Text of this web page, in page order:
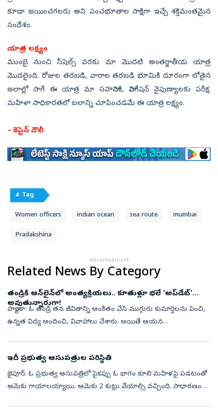
కూడా జయించగలరు అని పంచభూతాల సాక్షిగా ఇచ్చే శక్తిమంతమైన
సందేశం.
యాత్ర లక్ష్యం
ముంబై నుంచి సీషెల్స్‌ వరకు మా మొదటి అంతర్జాతీయ యాత్ర
మొదలైంది. రోజుల తరబడి, వారాల తరబడి భూమికి దూరంగా లోతైన
జలాల్లో సాగే ఈ యాత్ర మా సహనానికి, నావిగేషన్‌ నైపుణ్యాలకు పరీక్ష.
మహిళా సాధికారతలో బలాన్ని చూపించడమే ఈ యాత్ర లక్ష్యం.
– కెప్టెన్‌ దౌలీ
# Tag
Women officers indian ocean sea route mumbai
Pradakshina
Advertisement
Related News By Category
తండ్రికి ఆన్‌లైన్‌లో అంత్యక్రియలు.. కూతుళ్లూ భలే 'అప్‌డేట్‌'
అవుతున్నారుగా!
హర్యానా: ఓ తండ్రి తన జీవితాన్ని అంకితం చేసి ముగ్గురు కుమార్తెలను పెంచి,
ఉన్నత విద్య అందించి, వివాహాలు చేశారు. అయితే ఆయన
ఇదీ ప్రభుత్వ ఆసుపత్రుల పరిస్థితి
జైపూర్‌: ఓ ప్రభుత్వ ఆసుపత్రిలో పైకప్పు ఓ భాగం కూలి మహిళపై పడటంతో
ఆమెకు గాయాలయ్యాయి. ఆమెకు 2 కుట్లు వేయాల్సి వచ్చింది. సాధారణంగా